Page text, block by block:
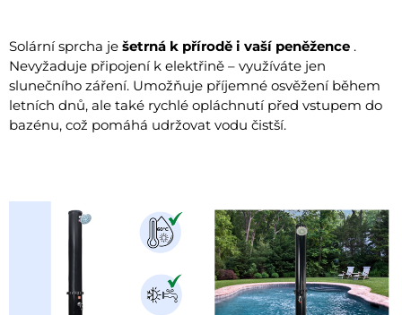
Solární sprcha je šetrná k přírodě i vaší peněžence .
Nevyžaduje připojení k elektřině – využíváte jen
slunečního záření. Umožňuje příjemné osvěžení během
letních dnů, ale také rychlé opláchnutí před vstupem do
bazénu, což pomáhá udržovat vodu čistší.